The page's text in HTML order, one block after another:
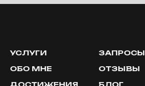
УСЛУГИ
ОБО МНЕ
ДОСТИЖЕНИЯ
ЗАПРОСЫ
ОТЗЫВЫ
БЛОГ